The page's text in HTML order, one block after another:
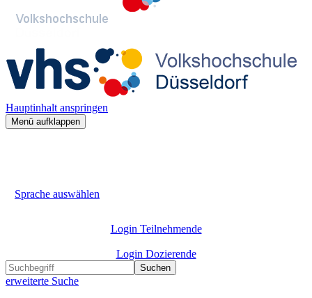
Hauptinhalt anspringen
Menü aufklappen
Sprache auswählen
Login Teilnehmende
Login Dozierende
Suchen
erweiterte Suche